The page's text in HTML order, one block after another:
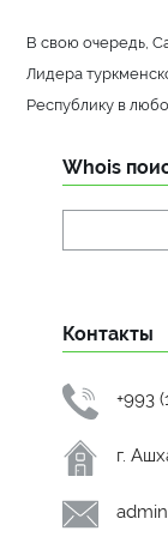
В свою очередь,
Лидера
Республику в
Whois
Контакты
+993
г.